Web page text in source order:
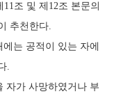
11조 및 제 12조 본문의
추천한다.
는 공적이 있는 자에
.
자가 사망하였거나 부